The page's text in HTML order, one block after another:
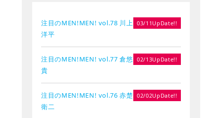
注目のMEN!MEN! vol.78 川上
洋平
03/11UpDate!!
注目のMEN!MEN! vol.77 倉悠
貴
02/13UpDate!!
注目のMEN!MEN! vol.76 赤楚
衛二
02/02UpDate!!